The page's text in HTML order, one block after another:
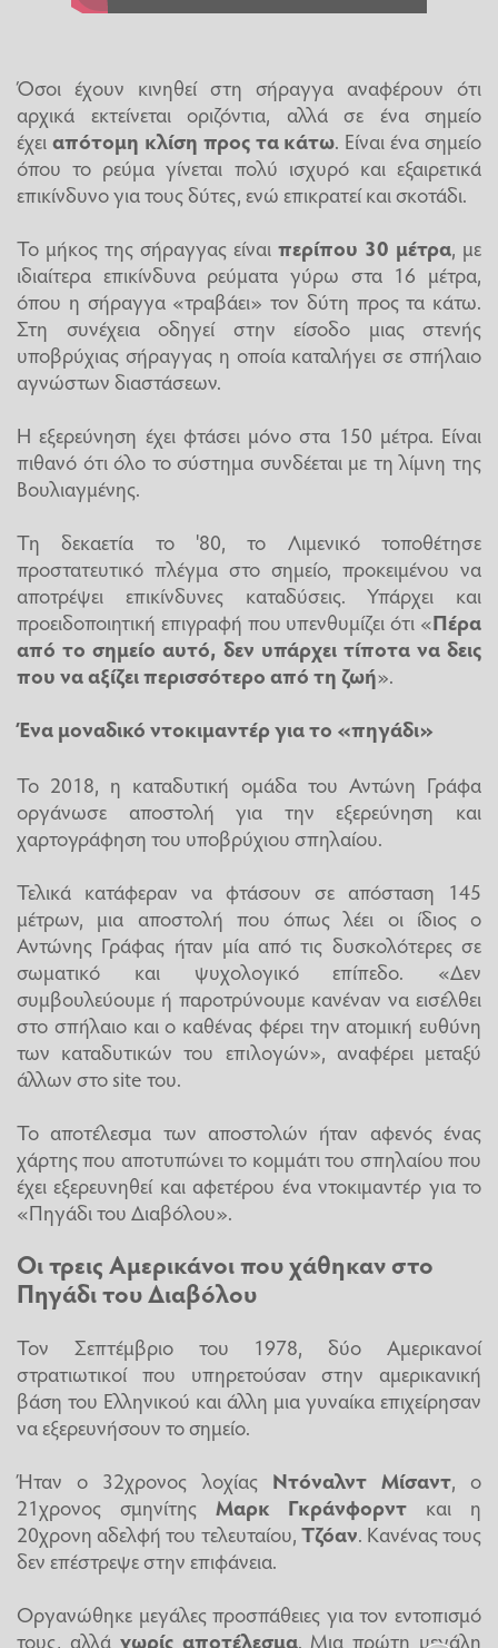
Όσοι έχουν κινηθεί στη σήραγγα αναφέρουν ότι
αρχικά εκτείνεται οριζόντια, αλλά σε ένα σημείο
έχει απότομη κλίση προς τα κάτω. Είναι ένα σημείο
όπου το ρεύμα γίνεται πολύ ισχυρό και εξαιρετικά
επικίνδυνο για τους δύτες, ενώ επικρατεί και σκοτάδι.
Το μήκος της σήραγγας είναι περίπου 30 μέτρα, με
ιδιαίτερα επικίνδυνα ρεύματα γύρω στα 16 μέτρα,
όπου η σήραγγα «τραβάει» τον δύτη προς τα κάτω.
Στη συνέχεια οδηγεί στην είσοδο μιας στενής
υποβρύχιας σήραγγας η οποία καταλήγει σε σπήλαιο
αγνώστων διαστάσεων.
Η εξερεύνηση έχει φτάσει μόνο στα 150 μέτρα. Είναι
πιθανό ότι όλο το σύστημα συνδέεται με τη λίμνη της
Βουλιαγμένης.​
Τη δεκαετία το '80, το Λιμενικό τοποθέτησε
προστατευτικό πλέγμα στο σημείο, προκειμένου να
αποτρέψει επικίνδυνες καταδύσεις. Υπάρχει και
προειδοποιητική επιγραφή που υπενθυμίζει ότι «Πέρα
από το σημείο αυτό, δεν υπάρχει τίποτα να δεις
που να αξίζει περισσότερο από τη ζωή».
Ένα μοναδικό ντοκιμαντέρ για το «πηγάδι»
To 2018, η καταδυτική ομάδα του Αντώνη Γράφα
οργάνωσε αποστολή για την εξερεύνηση και
χαρτογράφηση του υποβρύχιου σπηλαίου.
Τελικά κατάφεραν να φτάσουν σε απόσταση 145
μέτρων, μια αποστολή που όπως λέει οι ίδιος ο
Αντώνης Γράφας ήταν μία από τις δυσκολότερες σε
σωματικό και ψυχολογικό επίπεδο. «Δεν
συμβουλεύουμε ή παροτρύνουμε κανέναν να εισέλθει
στο σπήλαιο και ο καθένας φέρει την ατομική ευθύνη
των καταδυτικών του επιλογών», αναφέρει μεταξύ
άλλων στο site του.
Το αποτέλεσμα των αποστολών ήταν αφενός ένας
χάρτης που αποτυπώνει το κομμάτι του σπηλαίου που
έχει εξερευνηθεί και αφετέρου ένα ντοκιμαντέρ για το
«Πηγάδι του Διαβόλου».
Οι τρεις Αμερικάνοι που χάθηκαν στο
Πηγάδι του Διαβόλου
Τον Σεπτέμβριο του 1978, δύο Αμερικανοί
στρατιωτικοί που υπηρετούσαν στην αμερικανική
βάση του Ελληνικού και άλλη μια γυναίκα επιχείρησαν
να εξερευνήσουν το σημείο.
Ήταν ο 32χρονος λοχίας Ντόναλντ Μίσαντ, ο
21χρονος σμηνίτης Μαρκ Γκράνφορντ και η
20χρονη αδελφή του τελευταίου,Τζόαν. Κανένας τους
δεν επέστρεψε στην επιφάνεια.
Οργανώθηκε μεγάλες προσπάθειες για τον εντοπισμό
τους, αλλά χωρίς αποτέλεσμα. Μια πρώτη μεγάλη